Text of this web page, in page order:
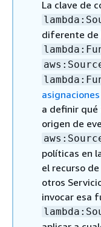
La clave de
diferente de
a definir qué
origen de
políticas en
el recurso
otros
invocar esa